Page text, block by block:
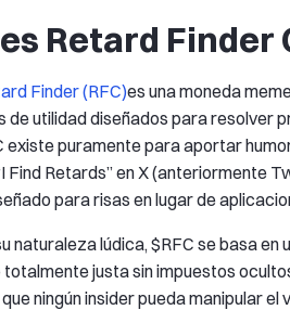
Retard Finder
Finder (RFC)es una moneda
de utilidad diseñados para resolver
existe puramente para aportar
Find Retards” en X (anteriormente
para risas en lugar de
naturaleza lúdica, $RFC se basa
justa sin impuestos
ningún insider pueda manipular